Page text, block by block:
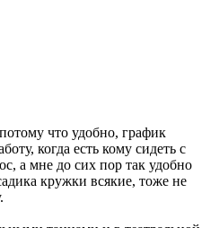
что удобно, график
когда есть кому сидеть с
а мне до сих пор так удобно
кружки всякие, тоже не